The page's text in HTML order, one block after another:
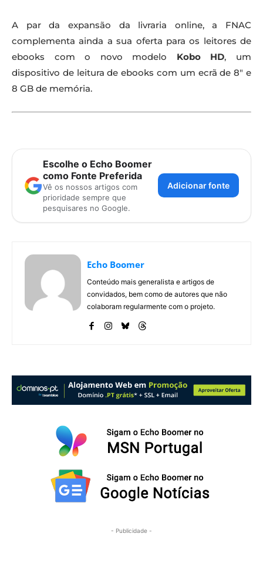
A par da expansão da livraria online, a FNAC
complementa ainda a sua oferta para os leitores de
ebooks com o novo modelo Kobo HD, um
dispositivo de leitura de ebooks com um ecrã de 8″ e
8 GB de memória.
Escolhe o Echo Boomer
como Fonte Preferida
Vê os nossos artigos com
prioridade sempre que
pesquisares no Google.
Adicionar fonte
Echo Boomer
Conteúdo mais generalista e artigos de
convidados, bem como de autores que não
colaboram regularmente com o projeto.
- Publicidade -